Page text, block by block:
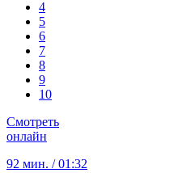
4
5
6
7
8
9
10
Смотреть
онлайн
92 мин. / 01:32